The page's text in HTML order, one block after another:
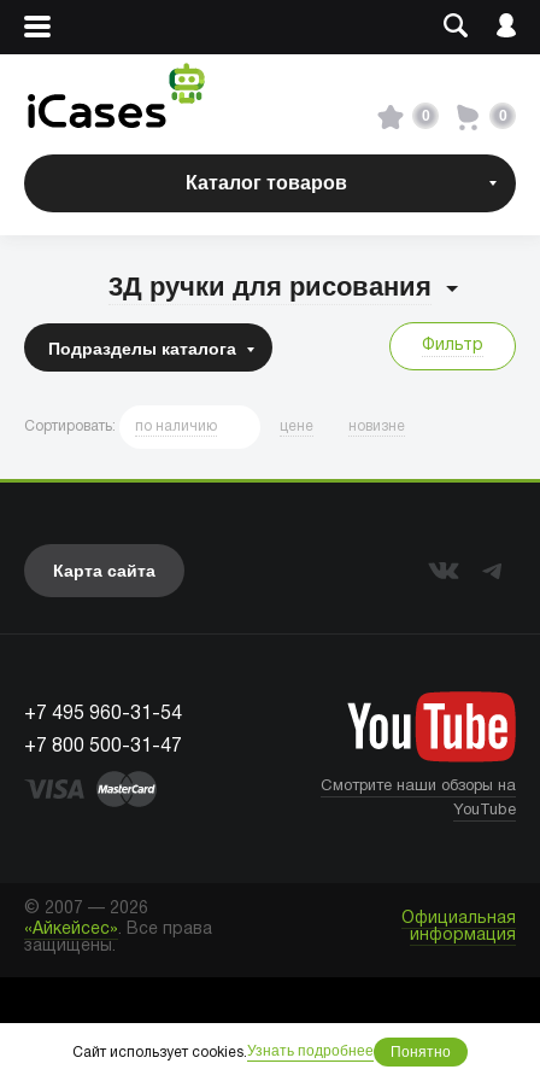
Вход
Сервисный центр
О магазине
Адреса магазинов
Вакансии
0 0
Каталог товаров
3Д ручки для рисования
Подразделы каталога Фильтр
Сортировать: по наличию цене новизне
Карта сайта
+7 495 960-31-54
+7 800 500-31-47
Смотрите наши обзоры на
YouTube
© 2007 — 2026
«Айкейсес» . Все права
защищены.
Официальная
информация
Сайт использует cookies. Узнать подробнее Понятно